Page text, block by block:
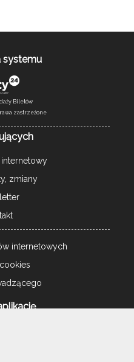
systemu
Biletów
zastrzeżone
zmiany
internetowych